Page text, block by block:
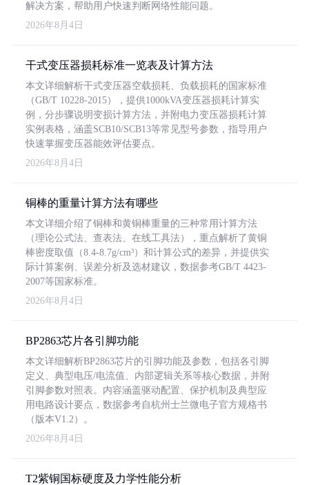
解决方案，帮助用户快速判断网络性能问题。
2026年8月4日
干式变压器损耗标准一览表及计算方法
本文详细解析干式变压器空载损耗、负载损耗的国家标准
（GB/T 10228-2015），提供1000kVA变压器损耗计算实
例，分步骤说明变损计算方法，并附电力变压器损耗计算
实例表格，涵盖SCB10/SCB13等常见型号参数，指导用户
快速掌握变压器能效评估要点。
2026年8月4日
铜棒的重量计算方法有哪些
本文详细介绍了铜棒和黄铜棒重量的三种常用计算方法
（理论公式法、查表法、在线工具法），重点解析了黄铜
棒密度取值（8.4-8.7g/cm³）和计算公式的差异，并提供实
际计算案例、误差分析及选材建议，数据参考GB/T 4423-
2007等国家标准。
2026年8月4日
BP2863芯片各引脚功能
本文详细解析BP2863芯片的引脚功能及参数，包括各引脚
定义、典型电压/电流值、内部逻辑关系等核心数据，并附
引脚参数对照表。内容涵盖驱动配置、保护机制及典型应
用电路设计要点，数据参考自杭州士兰微电子官方规格书
（版本V1.2）。
2026年8月4日
T2紫铜国标硬度及力学性能分析